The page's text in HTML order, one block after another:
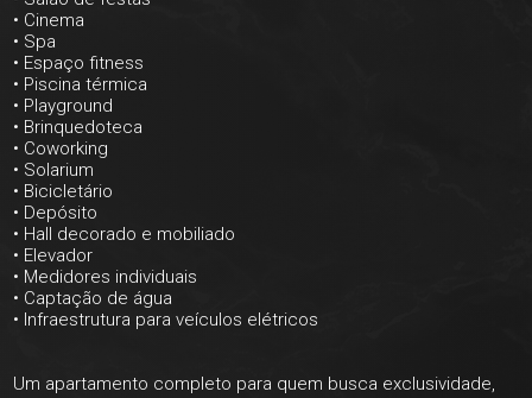
• Cinema
• Spa
• Espaço fitness
• Piscina térmica
• Playground
• Brinquedoteca
• Coworking
• Solarium
• Bicicletário
• Depósito
• Hall decorado e mobiliado
• Elevador
• Medidores individuais
• Captação de água
• Infraestrutura para veículos elétricos
Um apartamento completo para quem busca exclusividade,